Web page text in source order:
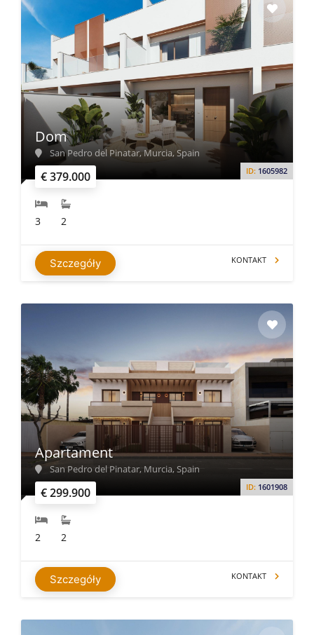
€ 379.000 ID: 1605982
Dom
San Pedro del Pinatar, Murcia, Spain
3 2
Szczegóły KONTAKT
€ 299.900 ID: 1601908
Apartament
San Pedro del Pinatar, Murcia, Spain
2 2
Szczegóły KONTAKT